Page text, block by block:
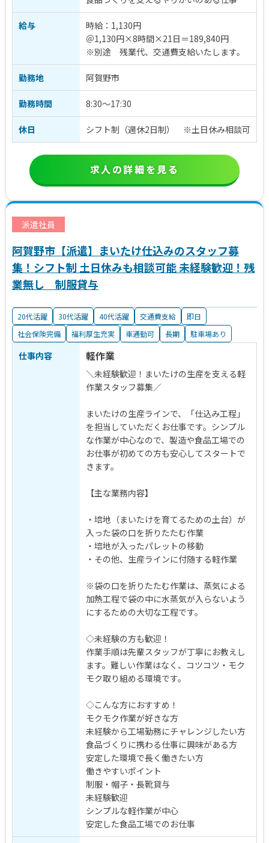
給与
時給：1,130円
＠1,130円×8時間×21日＝189,840円
※別途 残業代、交通費支給いたします。
勤務地 阿賀野市
勤務時間 8:30～17:30
休日 シフト制（週休2日制） ※土日休み相談可
求人の詳細を見る
派遣社員
阿賀野市【派遣】まいたけ仕込みのスタッフ募
集！シフト制 土日休みも相談可能 未経験歓迎！残
業無し 制服貸与
20代活躍 30代活躍 40代活躍 交通費支給
即日
社会保険完備
福利厚生充実 車通勤可 長期 駐車場あり
仕事内容 軽作業
＼未経験歓迎！まいたけの生産を支える軽
作業スタッフ募集／
まいたけの生産ラインで、「仕込み工程」
を担当していただくお仕事です。シンプル
な作業が中心なので、製造や食品工場での
お仕事が初めての方も安心してスタートで
きます。
【主な業務内容】
・培地（まいたけを育てるための土台）が
入った袋の口を折りたたむ作業
・培地が入ったパレットの移動
・その他、生産ラインに付随する軽作業
※袋の口を折りたたむ作業は、蒸気による
加熱工程で袋の中に水蒸気が入らないよう
にするための大切な工程です。
◇未経験の方も歓迎！
作業手順は先輩スタッフが丁寧にお教えし
ます。難しい作業はなく、コツコツ・モク
モク取り組める環境です。
◇こんな方におすすめ！
モクモク作業が好きな方
未経験から工場勤務にチャレンジしたい方
食品づくりに携わる仕事に興味がある方
安定した環境で長く働きたい方
働きやすいポイント
制服・帽子・長靴貸与
未経験歓迎
シンプルな軽作業が中心
安定した食品工場でのお仕事